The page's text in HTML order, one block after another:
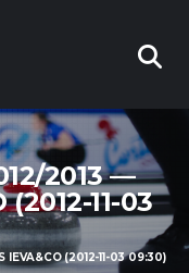
2013 —
11-03
IEVA&CO (2012-11-03 09:30)